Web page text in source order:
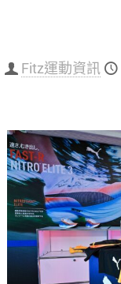
Fitz運動資訊